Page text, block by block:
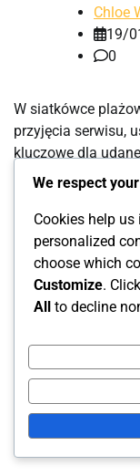
Chloe
19/
0
W siatkówce
przyjęcia serwisu,
kluczowe dla
określonych
We respect
Cookies help us
personalized
choose which
Customize. Click
All to decline